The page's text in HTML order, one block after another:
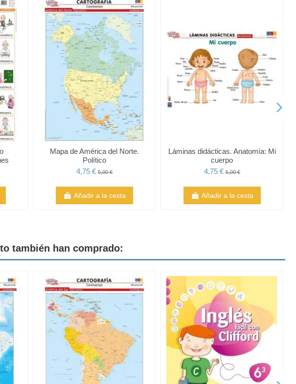
Mapa de América del Norte.
Político
4,75 €5,00 €
Añadir a la cesta
Láminas didácticas. Anatomía: Mi
cuerpo
4,75 €5,00 €
Añadir a la cesta
también han comprado: